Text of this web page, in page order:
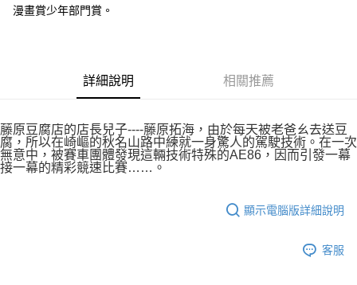
是否繳費成功／繳費後需取消欲退款等相關疑問，請聯繫「AFTEE先享後付
易，需依本服務之必要範圍內提供個人資料，並將交易相關給付款項請求債
https://aftee.tw/terms/#terms3
３．未成年的使用者請事先徵得法定代理人或監護人之同意方可使用
「AFTEE先享後付」，若未經同意申辦者引起之損失，本公司不負相關責
任。
每筆NT$80，滿NT$500(含以上)免運費
付款後7-11取貨
宅配
每筆NT$100，滿NT$800(含以上)免運費
漫畫賞少年部門賞。
詳細說明 相關推薦
藤原豆腐店的店長兒子----藤原拓海，由於每天被老爸ㄠ去送豆
腐，所以在崎嶇的秋名山路中練就一身驚人的駕駛技術。在一次
無意中，被賽車團體發現這輛技術特殊的AE86，因而引發一幕
接一幕的精彩競速比賽……。
顯示電腦版詳細說明
客服